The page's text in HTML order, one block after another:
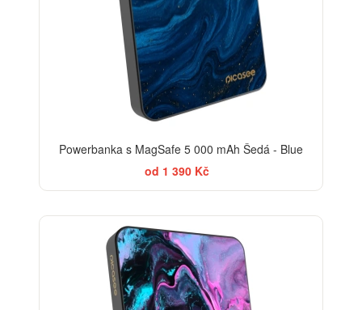
Powerbanka s MagSafe 5 000 mAh Šedá - Blue
od 1 390 Kč